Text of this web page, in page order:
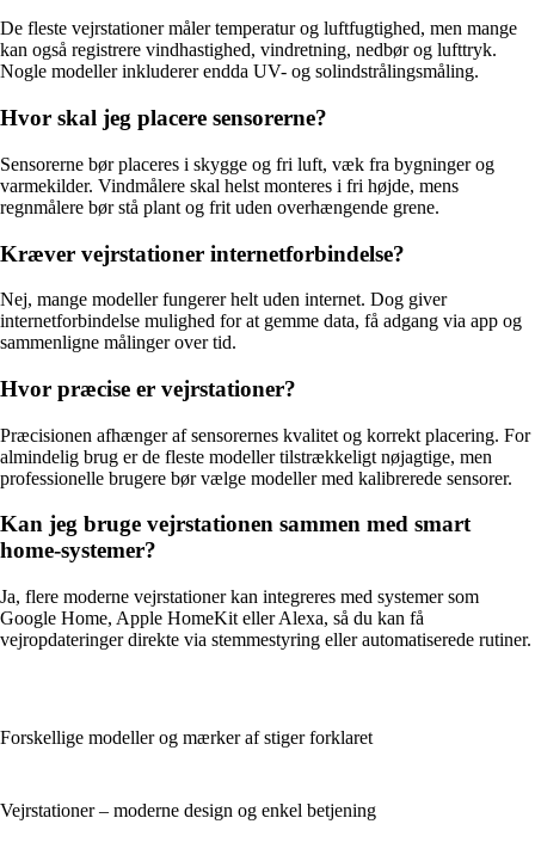
De fleste vejrstationer måler temperatur og luftfugtighed, men mange
kan også registrere vindhastighed, vindretning, nedbør og lufttryk.
Nogle modeller inkluderer endda UV- og solindstrålingsmåling.
Hvor skal jeg placere sensorerne?
Sensorerne bør placeres i skygge og fri luft, væk fra bygninger og
varmekilder. Vindmålere skal helst monteres i fri højde, mens
regnmålere bør stå plant og frit uden overhængende grene.
Kræver vejrstationer internetforbindelse?
Nej, mange modeller fungerer helt uden internet. Dog giver
internetforbindelse mulighed for at gemme data, få adgang via app og
sammenligne målinger over tid.
Hvor præcise er vejrstationer?
Præcisionen afhænger af sensorernes kvalitet og korrekt placering. For
almindelig brug er de fleste modeller tilstrækkeligt nøjagtige, men
professionelle brugere bør vælge modeller med kalibrerede sensorer.
Kan jeg bruge vejrstationen sammen med smart
home-systemer?
Ja, flere moderne vejrstationer kan integreres med systemer som
Google Home, Apple HomeKit eller Alexa, så du kan få
vejropdateringer direkte via stemmestyring eller automatiserede rutiner.
Forskellige modeller og mærker af stiger forklaret
Vejrstationer – moderne design og enkel betjening